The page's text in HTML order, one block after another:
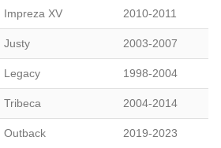
Impreza XV 2010-2011
Justy 2003-2007
Legacy 1998-2004
Tribeca 2004-2014
Outback 2019-2023